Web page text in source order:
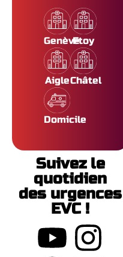
GenèveEtoy
AigleChâtel
Domicile
Suivez le
quotidien
des urgences
EVC !